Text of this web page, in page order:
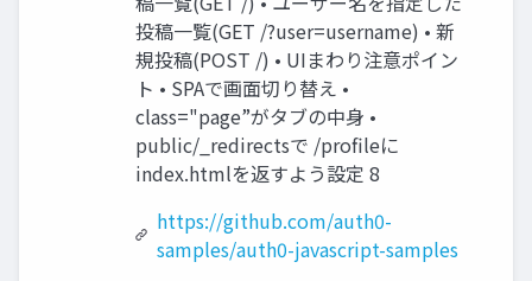
投稿一覧(GET /?user=username) • 新
規投稿(POST /) • UIまわり注意ポイン
ト • SPAで画面切り替え •
class="page”がタブの中身 •
public/_redirectsで /profileに
index.htmlを返すよう設定 8
https://github.com/auth0-
samples/auth0-javascript-samples